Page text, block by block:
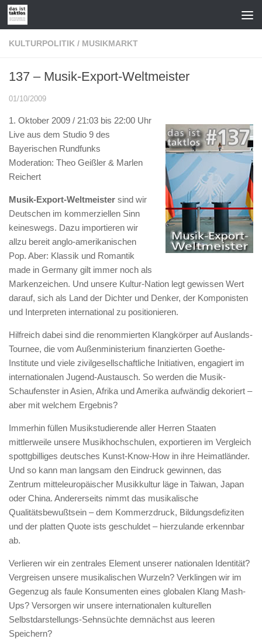
Zum Inhalt springen
KULTURPOLITIK / MUSIKMARKT
137 – Musik-Export-Weltmeister
01/10/2009
1. Oktober 2009 / 21:03 bis 22:00 Uhr
Live aus dem Studio 9 des
Bayerischen Rundfunks
Moderation: Theo Geißler & Marlen
Reichert
Musik-Export-Weltmeister sind wir
Deutschen im kommerziellen Sinn
keineswegs. Dazu importieren wir
allzu bereit anglo-amerikanischen
Pop. Aber: Klassik und Romantik
made in Germany gilt immer noch als
Markenzeichen. Und unsere Kultur-Nation legt gewissen Wert
darauf, sich als Land der Dichter und Denker, der Komponisten
und Interpreten international zu positionieren.
Hilfreich dabei sind die renommierten Klangkörper auf Auslands-
Tournee, die vom Außenministerium finanzierten Goethe-
Institute und viele zivilgesellschaftliche Initiativen, engagiert im
internationalen Jugend-Austausch. So werden die Musik-
Schaufenster in Asien, Afrika und Amerika aufwändig dekoriert –
aber mit welchem Ergebnis?
Immerhin füllen Musikstudierende aller Herren Staaten
mittlerweile unsere Musikhochschulen, exportieren im Vergleich
spottgbilliges deutsches Kunst-Know-How in ihre Heimatländer.
Und so kann man langsam den Eindruck gewinnen, das
Zentrum mitteleuropäischer Musikkultur läge in Taiwan, Japan
oder China. Andererseits nimmt das musikalische
Qualitätsbewußtsein – dem Kommerzdruck, Bildungsdefiziten
und der platten Quote ists geschuldet – hierzulande erkennbar
ab.
Verlieren wir ein zentrales Element unserer nationalen Identität?
Vergreisen unsere musikalischen Wurzeln? Verklingen wir im
Gegenzug als faule Konsumenten eines globalen Klang Mash-
Ups? Versorgen wir unsere internationalen kulturellen
Selbstdarstellungs-Sehnsüchte demnächst aus leeren
Speichern?